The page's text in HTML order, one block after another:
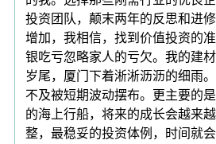
投资团队，颠末两年的反思和进
增加，我相信，找到价值投资的
银吃亏忽略家人的亏欠。我的建
岁尾，厦门下着淅淅沥沥的细雨
不及被短期波动摆布。更主要的
的海上行船，将来的成长会越来
整，最稳妥的投资体例，时间就